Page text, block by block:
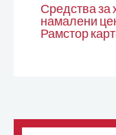
Средства за
намалени
Рамстор